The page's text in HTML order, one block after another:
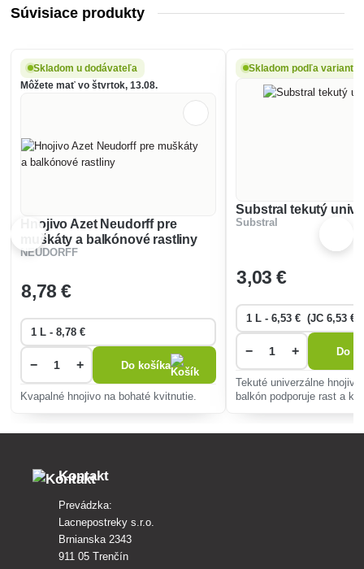
Súvisiace produkty
Skladom u dodávateľa
Môžete mať vo štvrtok, 13.08.
Hnojivo Azet Neudorff pre
muškáty a balkónové rastliny
NEUDORFF
8,78 €
− + Do košíka
Kvapalné hnojivo na bohaté kvitnutie.
Skladom podľa variantu
Substral tekutý
Substral
3,03 €
− + Do
Tekuté univerzálne
balkón podporuje rast a
Kontakt
Prevádzka:
Lacnepostreky s.r.o.
Brnianska 2343
911 05 Trenčín